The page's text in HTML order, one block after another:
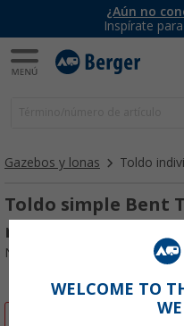
¿Aún no
Inspírate
Gazebos y lonas Toldo
Toldo simple Bent
metros java
Nº de artículo 408656
WELCOME TO